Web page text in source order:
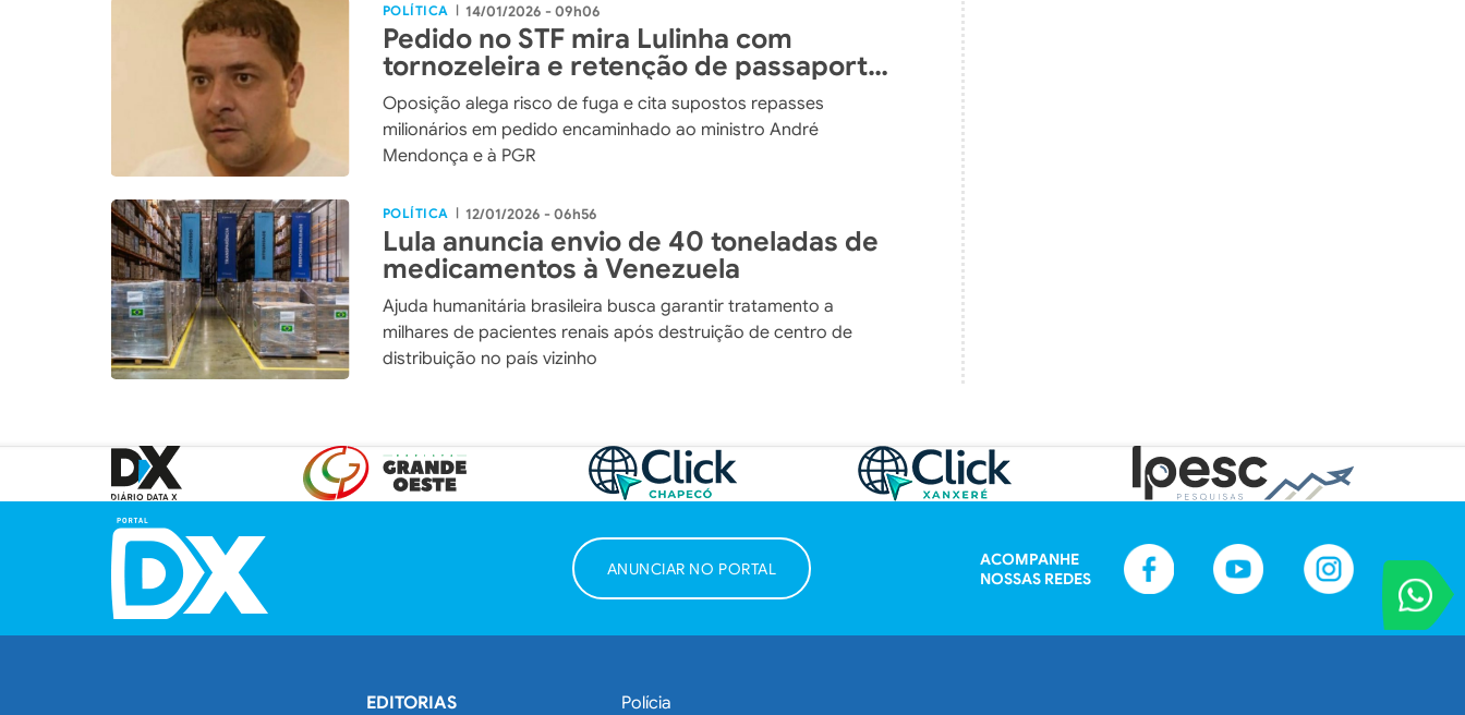
POLÍTICA | 14/01/2026 - 09h06
Pedido no STF mira Lulinha com
tornozeleira e retenção de passaporte
após suspeita de fraude no INSS
Oposição alega risco de fuga e cita supostos repasses
milionários em pedido encaminhado ao ministro André
Mendonça e à PGR
POLÍTICA | 12/01/2026 - 06h56
Lula anuncia envio de 40 toneladas de
medicamentos à Venezuela
Ajuda humanitária brasileira busca garantir tratamento a
milhares de pacientes renais após destruição de centro de
distribuição no país vizinho
VOCÊ
Entre em
ANUNCIAR NO PORTAL
ACOMPANHE
NOSSAS REDES
EDITORIAS Polícia